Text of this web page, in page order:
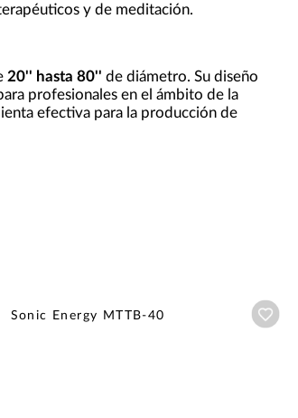
y de meditación.
20'' hasta 80'' de diámetro. Su diseño
profesionales en el ámbito de la
efectiva para la producción de
a wishlist
Sonic Energy MTTB-40